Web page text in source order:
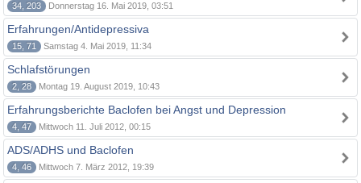
34, 203 Donnerstag 16. Mai 2019, 03:51
Erfahrungen/Antidepressiva
15, 71 Samstag 4. Mai 2019, 11:34
Schlafstörungen
2, 28 Montag 19. August 2019, 10:43
Erfahrungsberichte Baclofen bei Angst und Depression
4, 47 Mittwoch 11. Juli 2012, 00:15
ADS/ADHS und Baclofen
4, 46 Mittwoch 7. März 2012, 19:39